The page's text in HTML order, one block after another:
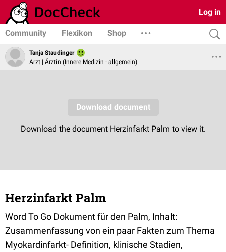
Log in
Community Flexikon Shop
Tanja Staudinger
Arzt | Ärztin (Innere Medizin - allgemein)
Herzinfarkt Palm
Word To Go Dokument für den Palm, Inhalt:
Zusammenfassung von ein paar Fakten zum Thema
Myokardinfarkt- Definition, klinische Stadien,